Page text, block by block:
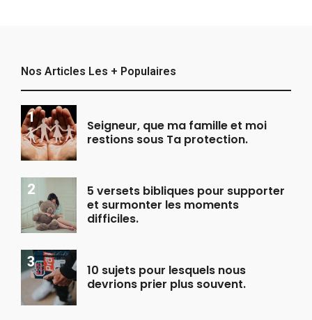
Nos Articles Les + Populaires
Seigneur, que ma famille et moi
restions sous Ta protection.
5 versets bibliques pour supporter
et surmonter les moments
difficiles.
10 sujets pour lesquels nous
devrions prier plus souvent.